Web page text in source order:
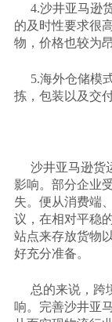
4.沙井亚马逊
的及时性要求很
物，价格也较为昂
5.海外仓储模
拣，包装以及交
沙井亚马逊货
影响。部分企业
失。便从消费端
议，在相对平稳
站点来存放货物
好充分准备。
总的来说，跨
响。完善沙井亚